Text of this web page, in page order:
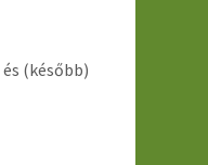
(később)